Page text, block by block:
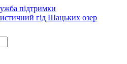
підтримки